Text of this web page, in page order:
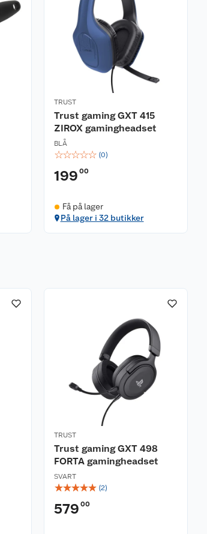
TRUST
Trust gaming GXT 415
ZIROX gamingheadset
BLÅ
☆☆☆☆☆ (0)
199 00
Få på lager
På lager i 32 butikker
TRUST
Trust gaming GXT 498
FORTA gamingheadset
SVART
☆☆☆☆☆ (2)
579 00